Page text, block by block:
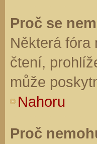
Proč se
Některá fóra
čtení,
může
Nahoru
Proč